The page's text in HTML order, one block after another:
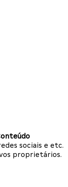
sociais e etc.
proprietários.